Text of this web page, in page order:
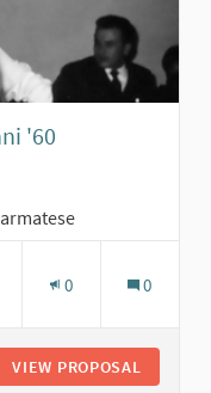
'60
0 0
VIEW PROPOSAL